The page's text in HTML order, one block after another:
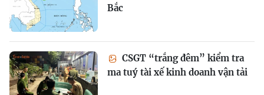
Bắc
CSGT “trắng đêm” kiểm tra
ma tuý tài xế kinh doanh vận tải